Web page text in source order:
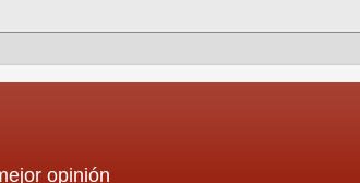
opinión